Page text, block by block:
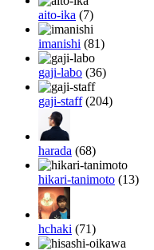
aito-ika (7)
imanishi (81)
gaji-labo (36)
gaji-staff(204)
harada (68)
hikari-tanimoto (13)
hchaki (71)